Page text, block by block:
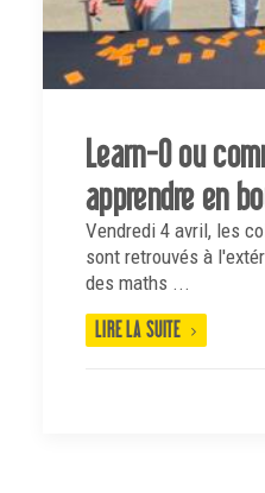
Learn-O ou
apprendre en
Vendredi 4 avril, les
sont retrouvés à
des maths ...
LIRE LA SUITE